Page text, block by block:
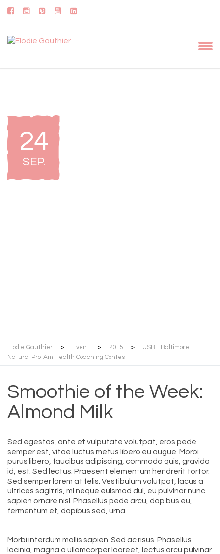
24
SEP.
Elodie Gauthier > Event > 2015 >
USBF Baltimore
Natural Pro-Am Health Coaching Contest
Smoothie of the Week:
Almond Milk
Sed egestas, ante et vulputate volutpat, eros pede
semper est, vitae luctus metus libero eu augue. Morbi
purus libero, faucibus adipiscing, commodo quis, gravida
id, est. Sed lectus. Praesent elementum hendrerit tortor.
Sed semper lorem at felis. Vestibulum volutpat, lacus a
ultrices sagittis, mi neque euismod dui, eu pulvinar nunc
sapien ornare nisl. Phasellus pede arcu, dapibus eu,
fermentum et, dapibus sed, urna.
Morbi interdum mollis sapien. Sed ac risus. Phasellus
lacinia, magna a ullamcorper laoreet, lectus arcu pulvinar